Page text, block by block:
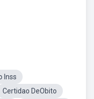
Inss
Certidao DeObito